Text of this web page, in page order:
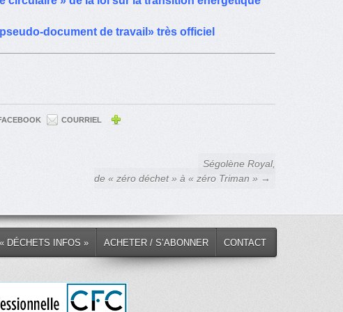
document de travail» très officiel
COURRIEL
Ségolène Royal,
de « zéro déchet » à « zéro Triman » →
DÉCHETS INFOS » ACHETER / S’ABONNER CONTACT